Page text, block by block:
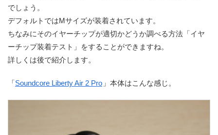
でしょう。
デフォルトではMサイズが装着されています。
ちなみにそのイヤーチップが適切かどうか調べる方法「イヤ
ーチップ装着テスト」をすることができますね。
詳しくは後で紹介します。
「Soundcore Liberty Air 2 Pro 」本体はこんな感じ。